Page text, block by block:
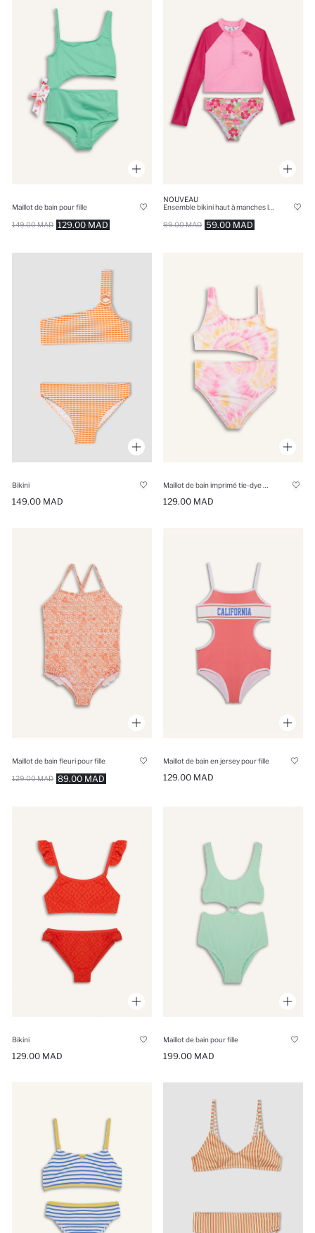
Maillot de bain pour fille
129.00 MAD
149.00 MAD
NOUVEAU
59.00 MAD
99.00 MAD
Bikini
149.00 MAD
Maillot de bain imprimé tie-dye pour fille
129.00 MAD
Maillot de bain fleuri pour fille
89.00 MAD
129.00 MAD
Maillot de bain en jersey pour fille
129.00 MAD
Bikini
129.00 MAD
Maillot de bain pour fille
199.00 MAD